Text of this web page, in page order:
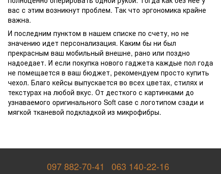
вас с этим возникнут проблем. Так что эргономика крайне
важна.
И последним пунктом в нашем списке по счету, но не
значению идет персонализация. Каким бы ни был
прекрасным ваш мобильный внешне, рано или поздно
надоедает. И если покупка нового гаджета каждые пол года
не помещается в ваш бюджет, рекомендуем просто купить
чехол. Благо кейсы выпускается во всех цветах, стилях и
текстурах на любой вкус. От десткого с картинками до
узнаваемого оригинального Soft case с логотипом сзади и
мягкой тканевой подкладкой из микрофибры.
097 882-70-41 063 140-22-16